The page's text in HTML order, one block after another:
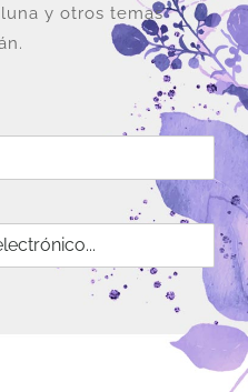
y otros temas